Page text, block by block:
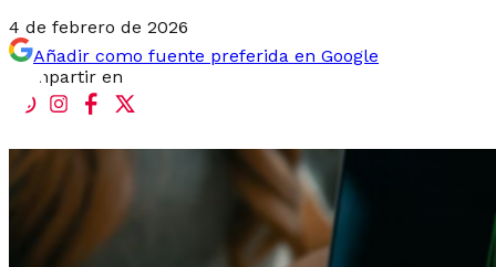
4 de febrero de 2026
Añadir como fuente preferida en Google
Compartir en